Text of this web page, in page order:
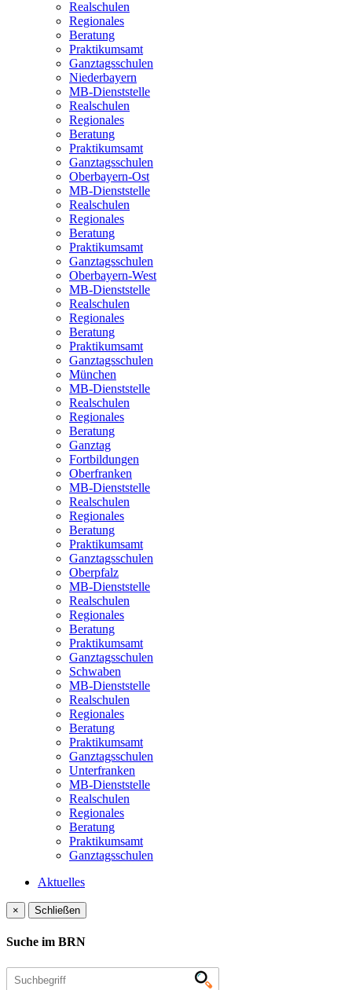
Realschulen
Regionales
Beratung
Praktikumsamt
Ganztagsschulen
Niederbayern
MB-Dienststelle
Realschulen
Regionales
Beratung
Praktikumsamt
Ganztagsschulen
Oberbayern-Ost
MB-Dienststelle
Realschulen
Regionales
Beratung
Praktikumsamt
Ganztagsschulen
Oberbayern-West
MB-Dienststelle
Realschulen
Regionales
Beratung
Praktikumsamt
Ganztagsschulen
München
MB-Dienststelle
Realschulen
Regionales
Beratung
Ganztag
Fortbildungen
Oberfranken
MB-Dienststelle
Realschulen
Regionales
Beratung
Praktikumsamt
Ganztagsschulen
Oberpfalz
MB-Dienststelle
Realschulen
Regionales
Beratung
Praktikumsamt
Ganztagsschulen
Schwaben
MB-Dienststelle
Realschulen
Regionales
Beratung
Praktikumsamt
Ganztagsschulen
Unterfranken
MB-Dienststelle
Realschulen
Regionales
Beratung
Praktikumsamt
Ganztagsschulen
Aktuelles
× Schließen
Suche im BRN